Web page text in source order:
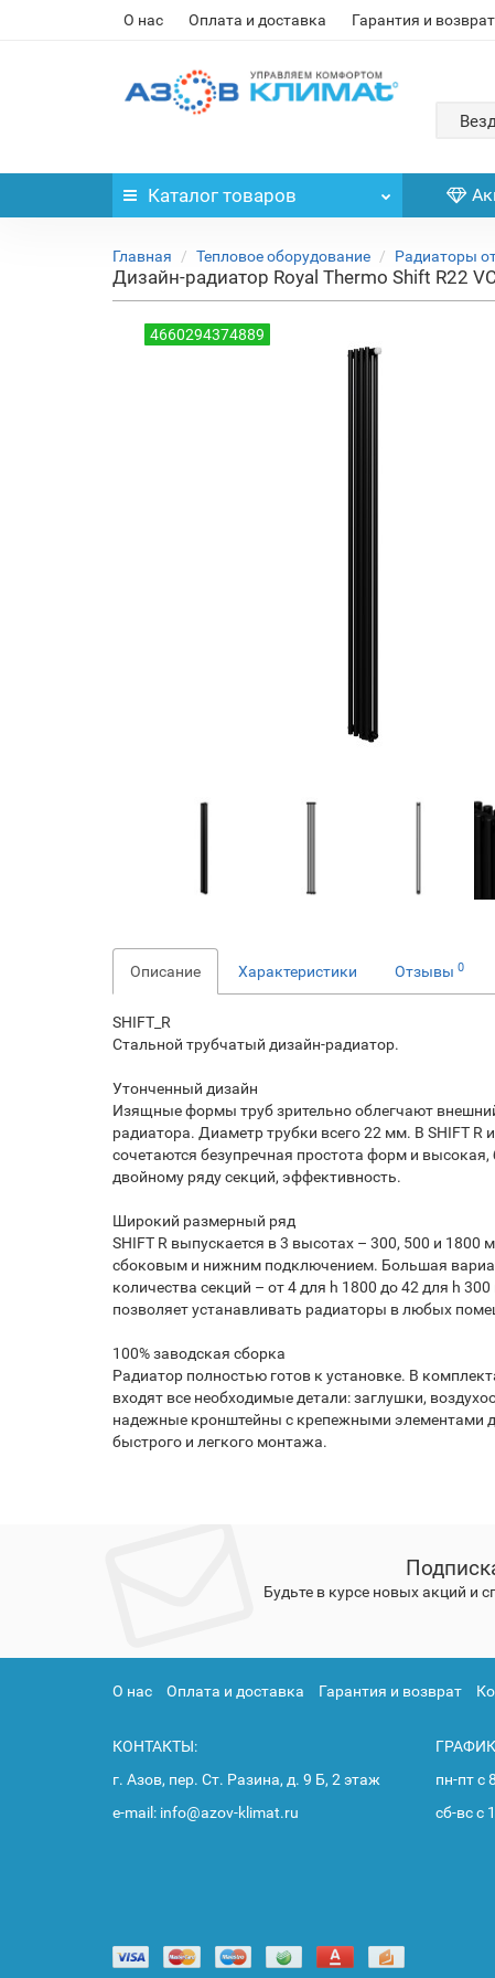
О нас Оплата и доставка Гарантия и возврат
Каталог товаров
Главная Тепловое оборудование Радиаторы
Дизайн-радиатор Royal Thermo Shift R22
4660294374889
Описание Характеристики Отзывы 0
SHIFT_R
Стальной трубчатый дизайн-радиатор.
Утонченный дизайн
Изящные формы труб зрительно облегчают
радиатора. Диаметр трубки всего 22 мм. В SHIFT R
сочетаются безупречная простота форм и высокая,
двойному ряду секций, эффективность.
Широкий размерный ряд
SHIFT R выпускается в 3 высотах – 300, 500 и 1800
сбоковым и нижним подключением. Большая
количества секций – от 4 для h 1800 до 42 для h
позволяет устанавливать радиаторы в любых
100% заводская сборка
Радиатор полностью готов к установке. В
входят все необходимые детали: заглушки,
надежные кронштейны с крепежными элементами
быстрого и легкого монтажа.
Будьте в курсе новых акций и
О нас Оплата и доставка Гарантия и возврат
КОНТАКТЫ:
г. Азов, пер. Ст. Разина, д. 9 Б, 2 этаж
e-mail: info@azov-klimat.ru
пн-пт с
сб-вс с